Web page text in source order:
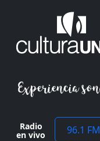
Radio
en vivo 96.1 FM